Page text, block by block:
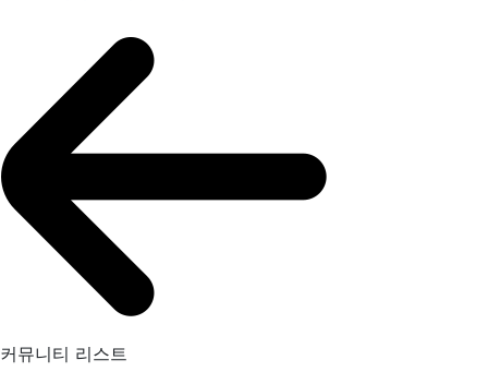
커뮤니티 리스트